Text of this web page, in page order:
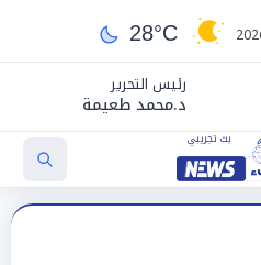
28°C
رئيس التحرير
د.محمد طعيمة